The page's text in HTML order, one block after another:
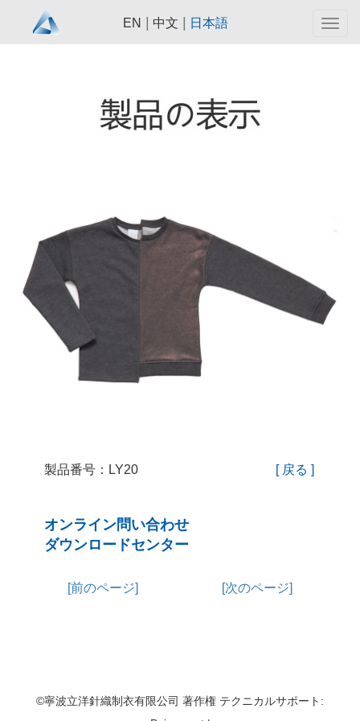
EN 中文 日本語
製品番号：LY20 [ 戻る ]
オンライン問い合わせ
ダウンロードセンター
[前のページ] [次のページ]
©寧波立洋針織制衣有限公司 著作権 テクニカルサポート: